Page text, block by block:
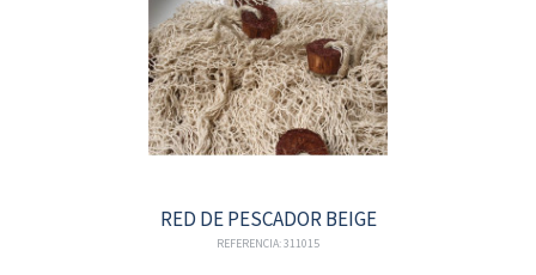
RED DE PESCADOR BEIGE
REFERENCIA: 311015